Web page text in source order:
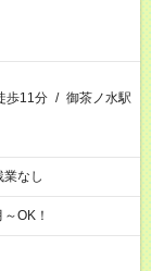
歩11分 / 御茶ノ水駅
なし
OK！